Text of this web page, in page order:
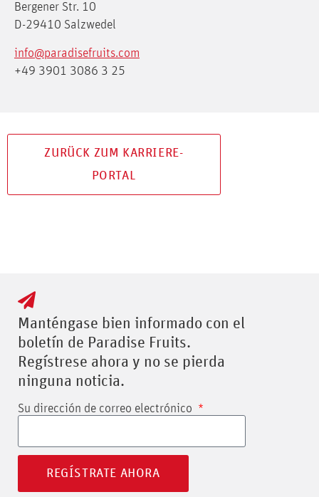
Bergener Str. 10
D-29410 Salzwedel
info@paradisefruits.com
+49 3901 3086 3 25
ZURÜCK ZUM KARRIERE-
PORTAL
Manténgase bien informado con el
boletín de Paradise Fruits.
Regístrese ahora y no se pierda
ninguna noticia.
Su dirección de correo electrónico
REGÍSTRATE AHORA